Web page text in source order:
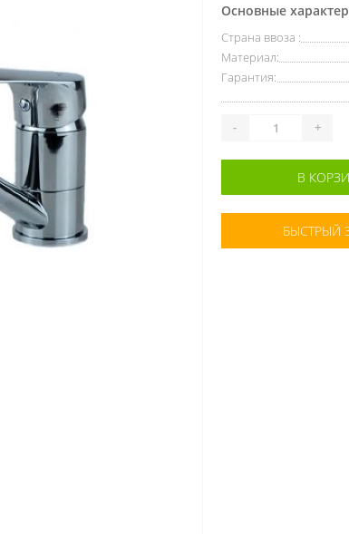
Основные
Страна ввоза :
Материал:
Гарантия:
- +
В
БЫСТРЫЙ